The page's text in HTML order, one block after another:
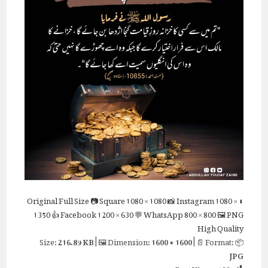
⬇ Original
Full Size📷 Square1080 × 1080📸 Instagram1080 ×
1350👍 Facebook1200 × 630💬 WhatsApp800 × 800🖼 PNG
High Quality
📦 Size:
216.89 KB| 🖼 Dimension:1600 × 1600| 📄 Format:
JPG